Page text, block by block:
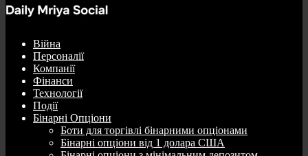
Війна
Персоналії
Компанії
Фінанси
Технології
Події
Бінарні Опціони
Боти для торгівлі бінарними опціонами
Бінарні опціони від 1 долара США